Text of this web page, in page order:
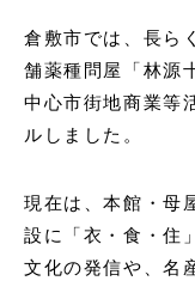
倉敷市では、長ら
舗薬種問屋「林源
中心市街地商業等
ルしました。
現在は、本館・母
設に「衣・食・住
文化の発信や、名